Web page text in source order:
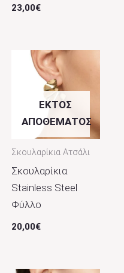
23,00€
ΕΚΤΌΣ
ΑΠΟΘΈΜΑΤΟΣ
Σκουλαρίκια Ατσάλι
Σκουλαρίκια
Stainless Steel
Φύλλο
20,00€